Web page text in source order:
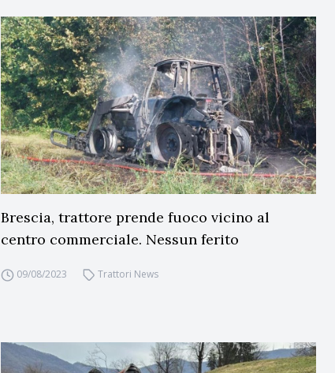
Brescia, trattore prende fuoco vicino al
centro commerciale. Nessun ferito
09/08/2023 Trattori News